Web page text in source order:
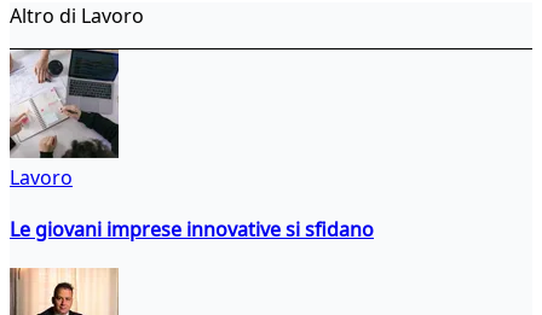
Altro di Lavoro
Lavoro
Le giovani imprese innovative si sfidano